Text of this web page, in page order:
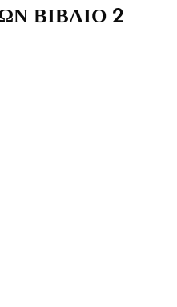
ΒΙΒΛΙΟ 2